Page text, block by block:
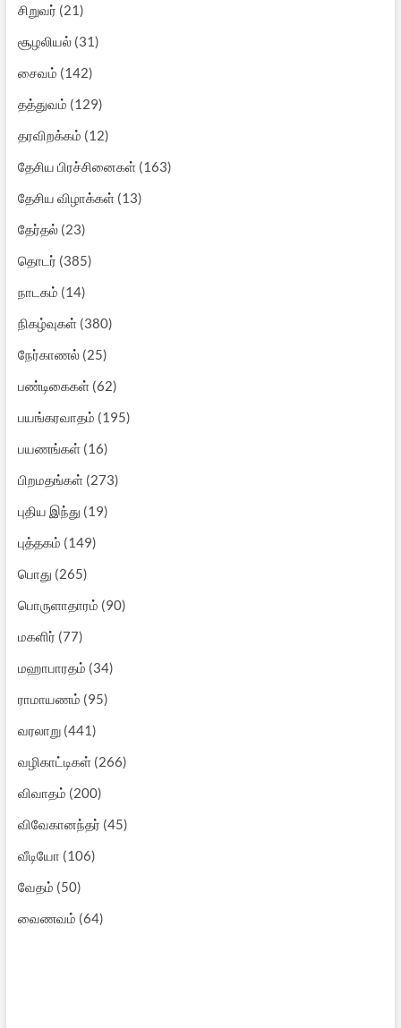
சிறுவர் (21)
சூழலியல்(31)
சைவம் (142)
தத்துவம் (129)
தரவிறக்கம் (12)
தேசிய பிரச்சினைகள்(163)
தேசிய விழாக்கள்(13)
தேர்தல்(23)
தொடர் (385)
நாடகம் (14)
நிகழ்வுகள்(380)
நேர்காணல்(25)
பண்டிகைகள்(62)
பயங்கரவாதம் (195)
பயணங்கள்(16)
பிறமதங்கள்(273)
புதிய இந்து (19)
புத்தகம் (149)
பொது (265)
பொருளாதாரம் (90)
மகளிர் (77)
மஹாபாரதம் (34)
ராமாயணம் (95)
வரலாறு(441)
வழிகாட்டிகள்(266)
விவாதம் (200)
விவேகானந்தர் (45)
வீடியோ (106)
வேதம் (50)
வைணவம் (64)